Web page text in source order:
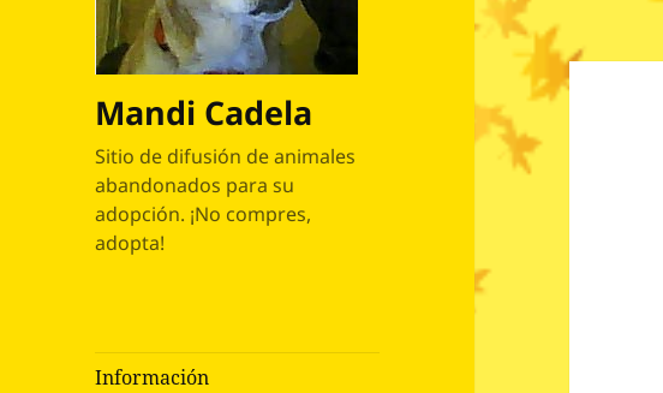
Mandi Cadela
Sitio de difusión de animales
abandonados para su
adopción. ¡No compres,
adopta!
Información